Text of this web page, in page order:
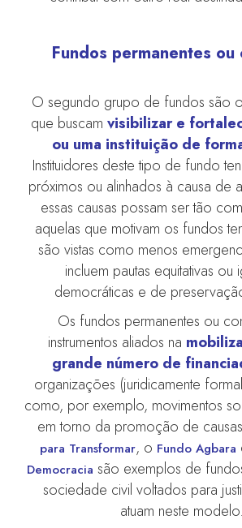
Fundos permanentes ou
O segundo grupo de fundos são
que buscam visibilizar e
ou uma instituição de
Instituidores deste tipo de fundo
próximos ou alinhados à causa de
essas causas possam ser tão
aquelas que motivam os fundos
são vistas como menos
incluem pautas equitativas ou
democráticas e de
Os fundos permanentes ou
instrumentos aliados na
grande número de
organizações (juridicamente
como, por exemplo, movimentos
em torno da promoção de
para Transformar, o Fundo Agbara
Democracia são exemplos de
sociedade civil voltados para
atuam neste modelo.